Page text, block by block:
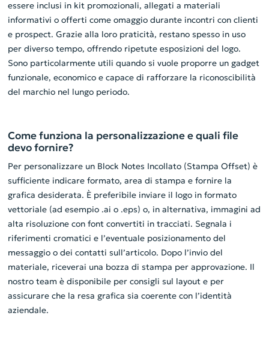
essere inclusi in kit promozionali, allegati a materiali
informativi o offerti come omaggio durante incontri con clienti
e prospect. Grazie alla loro praticità, restano spesso in uso
per diverso tempo, offrendo ripetute esposizioni del logo.
Sono particolarmente utili quando si vuole proporre un gadget
funzionale, economico e capace di rafforzare la riconoscibilità
del marchio nel lungo periodo.
Come funziona la personalizzazione e quali file
devo fornire?
Per personalizzare un Block Notes Incollato (Stampa Offset) è
sufficiente indicare formato, area di stampa e fornire la
grafica desiderata. È preferibile inviare il logo in formato
vettoriale (ad esempio .ai o .eps) o, in alternativa, immagini ad
alta risoluzione con font convertiti in tracciati. Segnala i
riferimenti cromatici e l’eventuale posizionamento del
messaggio o dei contatti sull’articolo. Dopo l’invio del
materiale, riceverai una bozza di stampa per approvazione. Il
nostro team è disponibile per consigli sul layout e per
assicurare che la resa grafica sia coerente con l’identità
aziendale.